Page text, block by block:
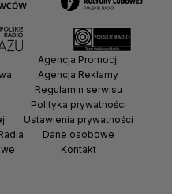
Agencja Promocji
Agencja Reklamy
Regulamin serwisu
Polityka prywatności
Ustawienia prywatności
Dane osobowe
Kontakt